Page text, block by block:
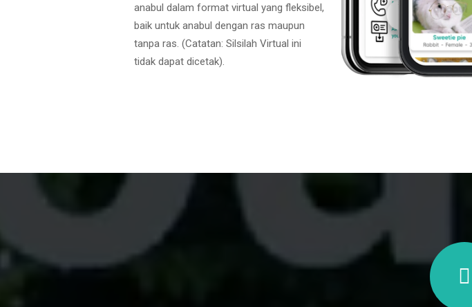
anabul dalam format virtual yang fleksibel,
baik untuk anabul dengan ras maupun
tanpa ras. (Catatan: Silsilah Virtual ini
tidak dapat dicetak).